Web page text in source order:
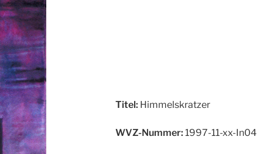
Titel: Himmelskratzer
WVZ-Nummer: 1997-11-xx-In04